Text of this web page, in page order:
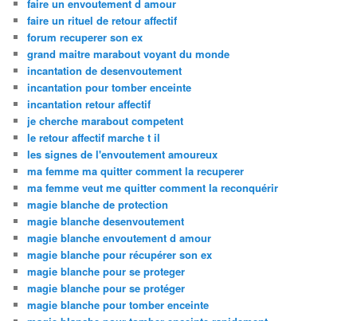
faire un envoutement d amour
faire un rituel de retour affectif
forum recuperer son ex
grand maitre marabout voyant du monde
incantation de desenvoutement
incantation pour tomber enceinte
incantation retour affectif
je cherche marabout competent
le retour affectif marche t il
les signes de l'envoutement amoureux
ma femme ma quitter comment la recuperer
ma femme veut me quitter comment la reconquérir
magie blanche de protection
magie blanche desenvoutement
magie blanche envoutement d amour
magie blanche pour récupérer son ex
magie blanche pour se proteger
magie blanche pour se protéger
magie blanche pour tomber enceinte